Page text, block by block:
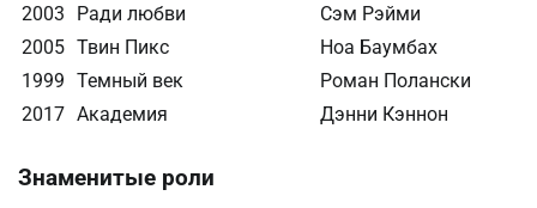
2003
Ради любви
Сэм Рэйми
2005 Твин Пикс
Ноа Баумбах
1999 Темный век
Роман Полански
2017 Академия Дэнни Кэннон
Знаменитые роли